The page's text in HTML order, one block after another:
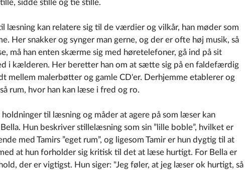
sidde stille og tie stille.
læsning kan relatere sig til de værdier og vilkår, han møder som
Her snakker og synger man gerne, og der er ofte høj musik, så
må han enten skærme sig med høretelefoner, gå ind på sit
i kælderen. Her beretter han om at sætte sig på en faldefærdig
mellem malerbøtter og gamle CD'er. Derhjemme etablerer og
rum, hvor han kan læse i fred og ro.
holdninger til læsning og måder at agere på som læser kan
Hun beskriver stillelæsning som sin ”lille boble”, hvilket er
med Tamirs ”eget rum”, og ligesom Tamir er hun dygtig til at
at hun forholder sig kritisk til det at læse hurtigt. For Bella er
der er vigtigst. Hun siger: "Jeg føler, at jeg læser ok hurtigt, så